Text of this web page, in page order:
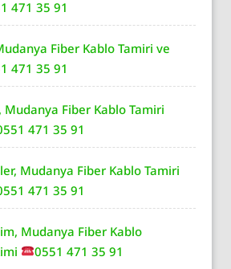
471 35 91
Fiber Kablo Tamiri ve
471 35 91
Mudanya Fiber Kablo Tamiri
471 35 91
Mudanya Fiber Kablo Tamiri
471 35 91
Mudanya Fiber Kablo
0551 471 35 91